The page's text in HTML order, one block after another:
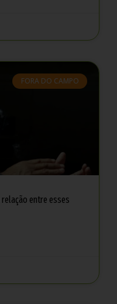
FORA DO CAMPO
relação entre esses